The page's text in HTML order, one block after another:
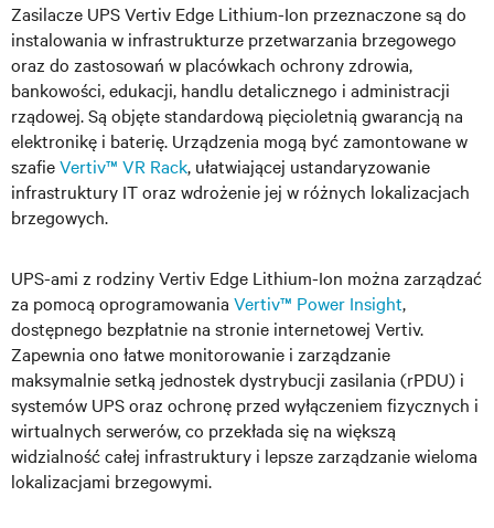
Zasilacze UPS Vertiv Edge Lithium-Ion przeznaczone są do
instalowania w infrastrukturze przetwarzania brzegowego
oraz do zastosowań w placówkach ochrony zdrowia,
bankowości, edukacji, handlu detalicznego i administracji
rządowej. Są objęte standardową pięcioletnią gwarancją na
elektronikę i baterię. Urządzenia mogą być zamontowane w
szafieVertiv™ VR Rack, ułatwiającej ustandaryzowanie
infrastruktury IT oraz wdrożenie jej w różnych lokalizacjach
brzegowych.
UPS-ami z rodziny Vertiv Edge Lithium-Ion można zarządzać
za pomocą oprogramowania Vertiv™ Power Insight,
dostępnego bezpłatnie na stronie internetowej Vertiv.
Zapewnia ono łatwe monitorowanie i zarządzanie
maksymalnie setką jednostek dystrybucji zasilania (rPDU) i
systemów UPS oraz ochronę przed wyłączeniem fizycznych i
wirtualnych serwerów, co przekłada się na większą
widzialność całej infrastruktury i lepsze zarządzanie wieloma
lokalizacjami brzegowymi.